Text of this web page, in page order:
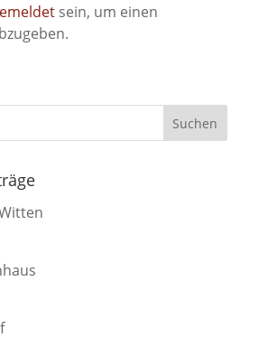
sein, um einen